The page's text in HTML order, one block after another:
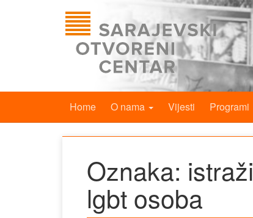
Home O nama Vijesti Programi
Oznaka:
lgbt osoba